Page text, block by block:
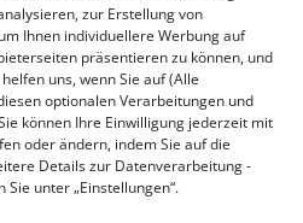
zur Erstellung von
Ihnen individuellere Werbung auf
präsentieren zu können, und
uns, wenn Sie auf (Alle
optionalen Verarbeitungen und
können Ihre Einwilligung jederzeit mit
oder ändern, indem Sie auf die
Details zur Datenverarbeitung -
unter „Einstellungen“.
208-8482-285